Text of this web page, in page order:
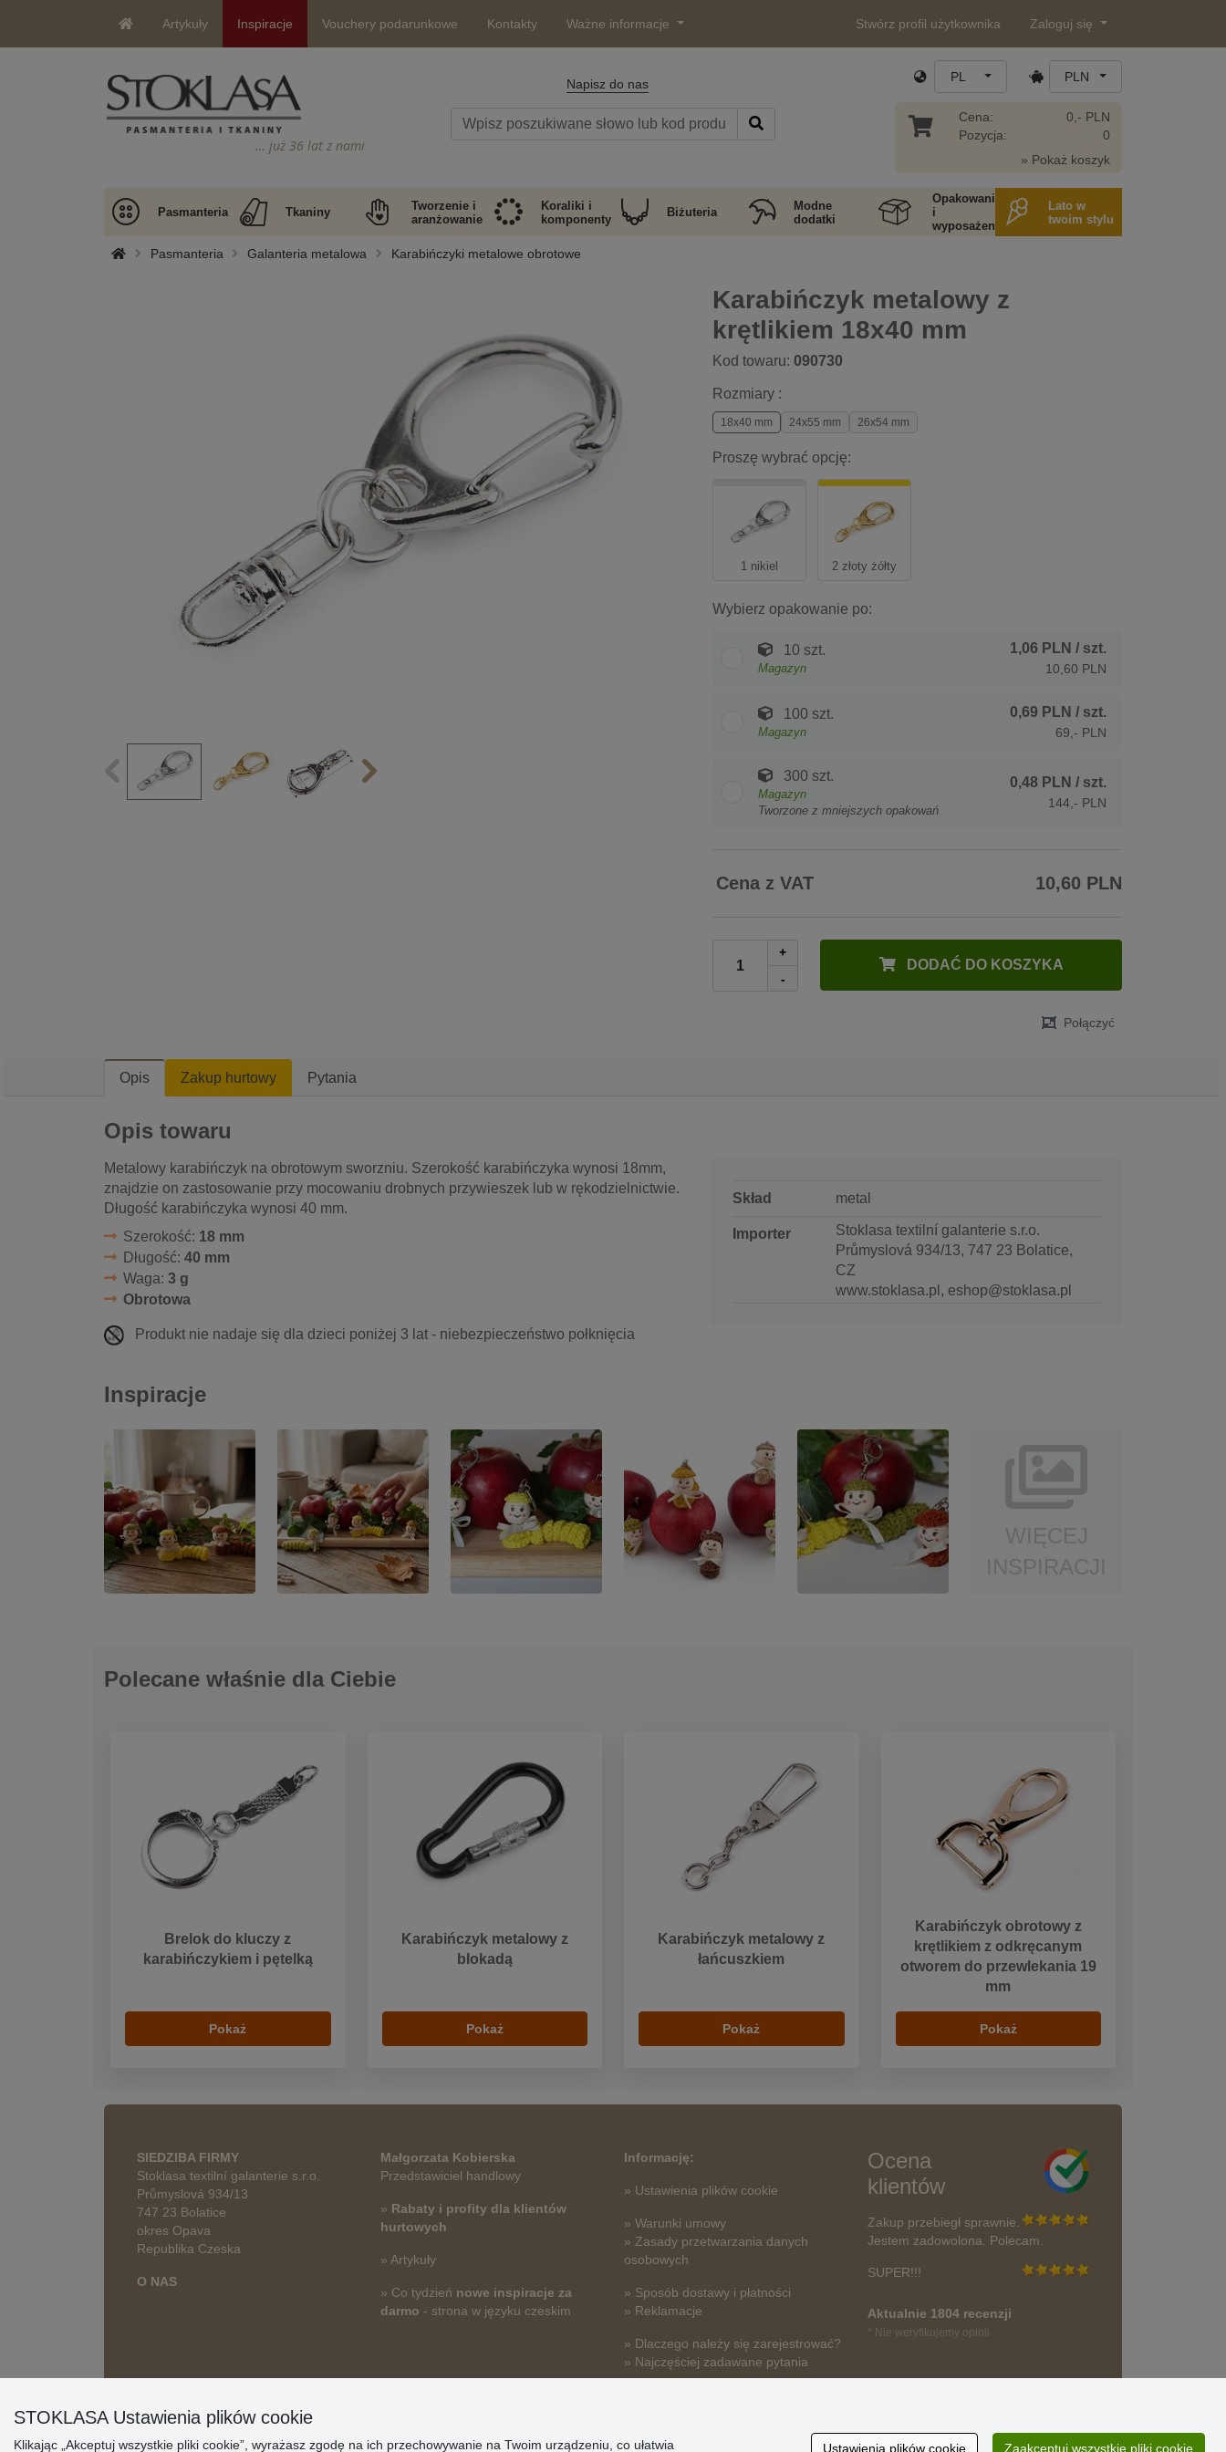
Artykuły Inspiracje Vouchery podarunkowe Kontakty Ważne informacje Stwórz profil użytkownika Zaloguj się
… już 36 lat z nami
Napisz do nas PL PLN
Cena:
Pozycja:
0,- PLN
0
» Pokaż koszyk
Pasmanteria Tkaniny
Tworzenie i
aranżowanie
Koraliki i
komponenty
Biżuteria
Modne
dodatki
Opakowania
i
wyposażenie
Lato w
twoim stylu
Pasmanteria Galanteria metalowa Karabińczyki metalowe obrotowe
Karabińczyk metalowy z
krętlikiem 18x40 mm
Kod towaru: 090730
Rozmiary :
18x40 mm 24x55 mm 26x54 mm
Proszę wybrać opcję:
1 nikiel 2 złoty żółty
Wybierz opakowanie po:
10 szt.
Magazyn
1,06 PLN / szt.
10,60 PLN
100 szt.
Magazyn
0,69 PLN / szt.
69,- PLN
300 szt.
Magazyn
Tworzone z mniejszych opakowań
0,48 PLN / szt.
144,- PLN
Cena z VAT 10,60 PLN
+
-
DODAĆ DO KOSZYKA
Połączyć
Opis Zakup hurtowy Pytania
Opis towaru
Metalowy karabińczyk na obrotowym sworzniu. Szerokość karabińczyka wynosi 18mm,
znajdzie on zastosowanie przy mocowaniu drobnych przywieszek lub w rękodzielnictwie.
Długość karabińczyka wynosi 40 mm.
Szerokość: 18 mm
Długość: 40 mm
Waga: 3 g
Obrotowa
Produkt nie nadaje się dla dzieci poniżej 3 lat - niebezpieczeństwo połknięcia
Skład metal
Importer
Stoklasa textilní galanterie s.r.o.
Průmyslová 934/13, 747 23 Bolatice,
CZ
www.stoklasa.pl, eshop@stoklasa.pl
Inspiracje
Polecane właśnie dla Ciebie
Brelok do kluczy z
karabińczykiem i pętelką
Pokaż
Karabińczyk metalowy z
blokadą
Pokaż
Karabińczyk metalowy z
łańcuszkiem
Pokaż
Karabińczyk obrotowy z
krętlikiem z odkręcanym
otworem do przewlekania 19
mm
Pokaż
SIEDZIBA FIRMY
Stoklasa textilní galanterie s.r.o.
Průmyslová 934/13
747 23 Bolatice
okres Opava
Republika Czeska
O NAS
Małgorzata Kobierska
Przedstawiciel handlowy
» Rabaty i profity dla klientów
hurtowych
» Artykuły
» Co tydzień nowe inspiracje za
darmo - strona w języku czeskim
Informację:
» Ustawienia plików cookie
» Warunki umowy
» Zasady przetwarzania danych
osobowych
» Sposób dostawy i płatności
» Reklamacje
» Dlaczego należy się zarejestrować?
» Najczęściej zadawane pytania
Ocena
klientów
Zakup przebiegł sprawnie.
Jestem zadowolona. Polecam.
SUPER!!!
Aktualnie 1804 recenzji
* Nie weryfikujemy opinii
STOKLASA Ustawienia plików cookie
Klikając „Akceptuj wszystkie pliki cookie”, wyrażasz zgodę na ich przechowywanie na Twoim urządzeniu, co ułatwia Ustawienia plików cookie Zaakceptuj wszystkie pliki cookie